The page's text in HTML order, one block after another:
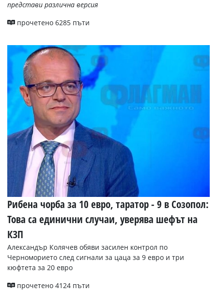
представи различна версия
прочетено 6285 пъти
Рибена чорба за 10 евро, таратор - 9 в Созопол:
Това са единични случаи, уверява шефът на
КЗП
Александър Колячев обяви засилен контрол по
Черноморието след сигнали за цаца за 9 евро и три
кюфтета за 20 евро
прочетено 4124 пъти